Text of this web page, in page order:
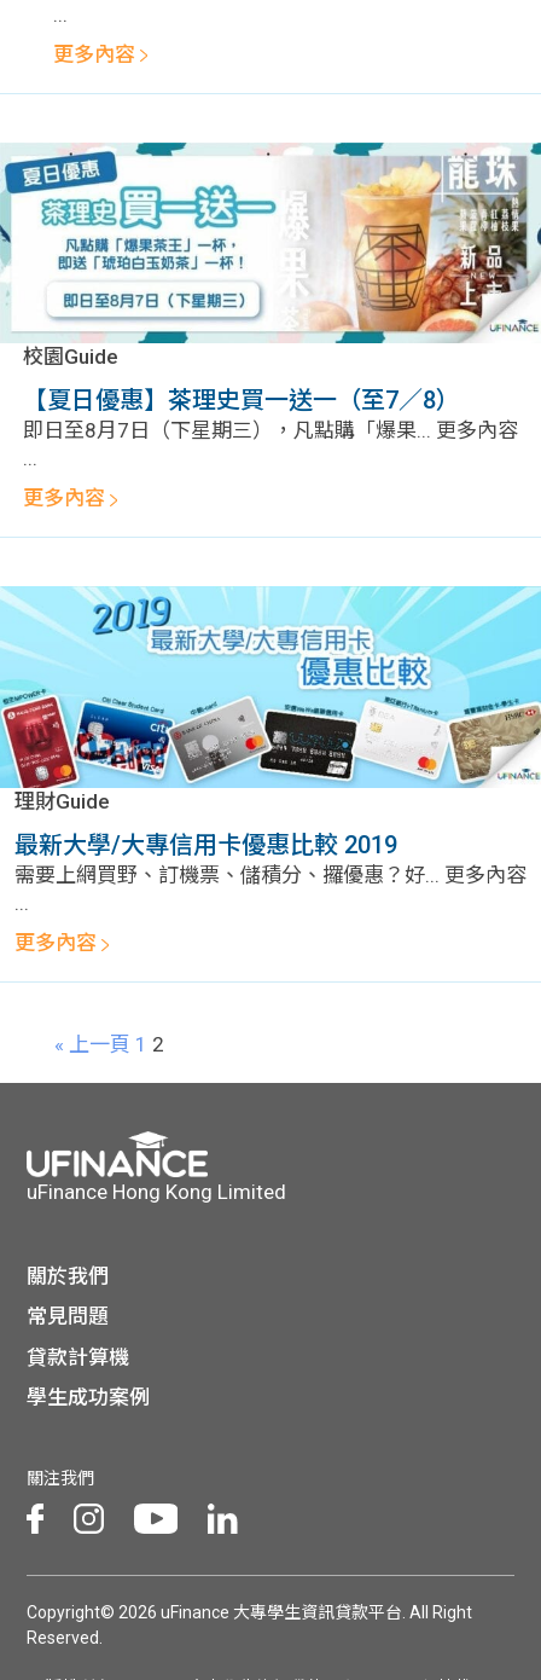
...
更多內容
校園Guide
【夏日優惠】茶理史買一送一（至7／8）
即日至8月7日（下星期三），凡點購「爆果... 更多內容
...
更多內容
理財Guide
最新大學/大專信用卡優惠比較 2019
需要上網買野、訂機票、儲積分、攞優惠？好... 更多內容
...
更多內容
« 上一頁 1 2
uFinance Hong Kong Limited
關於我們
常見問題
貸款計算機
學生成功案例
關注我們
Copyright© 2026 uFinance 大專學生資訊貸款平台. All Right
Reserved.